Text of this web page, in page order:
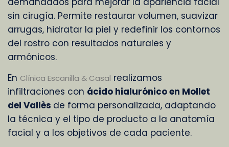
sin cirugía. Permite restaurar volumen, suavizar
arrugas, hidratar la piel y redefinir los contornos
del rostro con resultados naturales y
armónicos.
En Clínica Escanilla & Casal realizamos
infiltraciones con ácido hialurónico en Mollet
del Vallès de forma personalizada, adaptando
la técnica y el tipo de producto a la anatomía
facial y a los objetivos de cada paciente.